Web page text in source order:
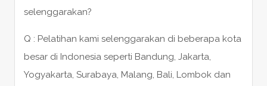
selenggarakan?
Q : Pelatihan kami selenggarakan di beberapa kota
besar di Indonesia seperti Bandung, Jakarta,
Yogyakarta, Surabaya, Malang, Bali, Lombok dan